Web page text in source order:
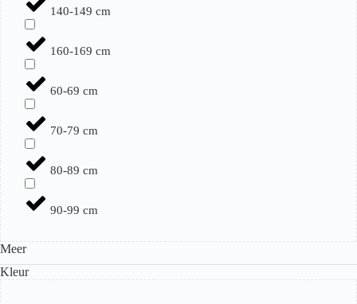
140-149 cm
160-169 cm
60-69 cm
70-79 cm
80-89 cm
90-99 cm
Meer
Kleur